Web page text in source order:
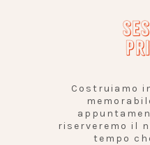
Costruiamo
riserveremo il
tempo